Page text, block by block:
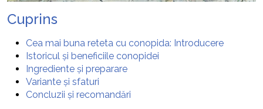
Cuprins
Cea mai buna reteta cu conopida: Introducere
Istoricul și beneficiile conopidei
Ingrediente și preparare
Variante și sfaturi
Concluzii și recomandări